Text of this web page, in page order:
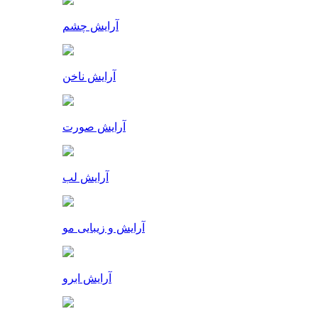
آرایش چشم
آرایش ناخن
آرایش صورت
آرایش لب
آرایش و زیبایی مو
آرایش ابرو